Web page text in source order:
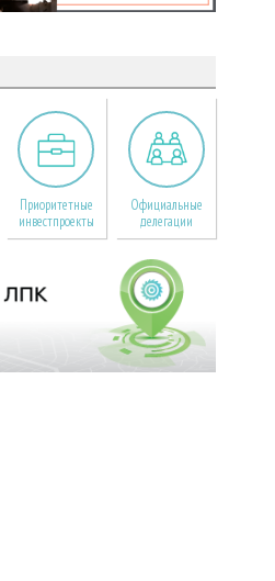
Приоритетные
инвестпроекты
Официальные
делегации